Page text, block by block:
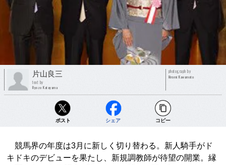
片山良三
text by
Ryozo Katayama
photograph by
Hiromi Kawamoto
ポスト シェア コピー
競馬界の年度は3月に新しく切り替わる。新人騎手がド
キドキのデビューを果たし、新規調教師が待望の開業。縁